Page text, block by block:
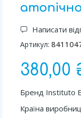
Написати
Артикул:
380,00
Бренд Instituto
Країна